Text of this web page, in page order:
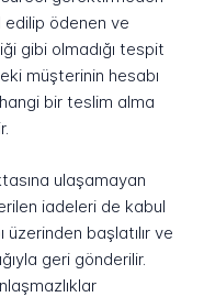
edilip ödenen ve
gibi olmadığı tespit
müşterinin hesabı
bir teslim alma
ulaşamayan
iadeleri de kabul
başlatılır ve
geri gönderilir.